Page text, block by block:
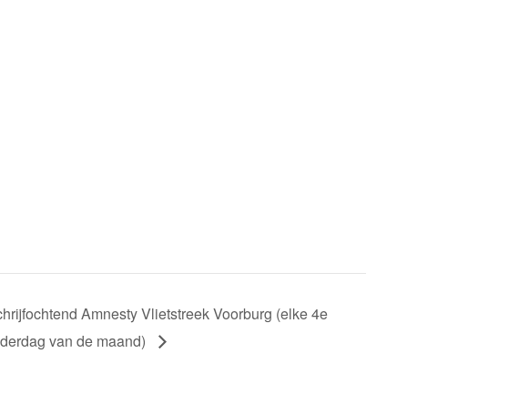
Amnesty Vlietstreek Voorburg (elke 4e
van de maand)